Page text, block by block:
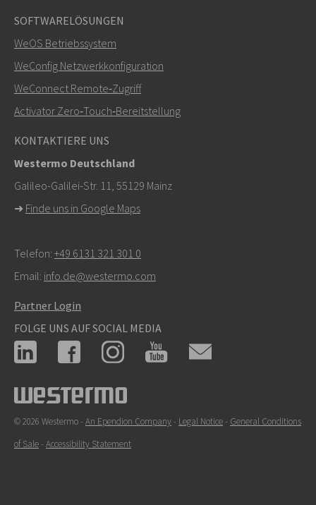
+46 16 42 80 00
info@westermo.com
Bei Supportanfragen,hier klicken, um den technischen
Support zu kontaktieren
SOFTWARELÖSUNGEN
WeOS Betriebssystem
WeConfig Netzwerkkonfiguration
WeConnect Remote‑Zugriff
Activator Zero‑Touch‑Bereitstellung
KONTAKTIERE UNS
Westermo Deutschland
Galileo-Galilei-Str. 11, 55129 Mainz
➜ Finde uns in Google Maps
Telefon: +49 6131 321 301 0
Email: info.de@westermo.com
Partner Login
FOLGE UNS AUF SOCIAL MEDIA
© 2026 Westermo - An Ependion Company- Legal Notice- General Conditions
of Sale- Accessibility Statement